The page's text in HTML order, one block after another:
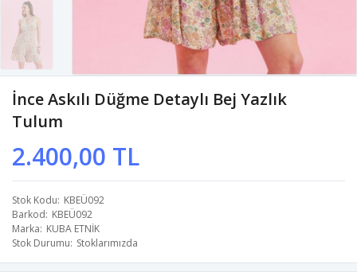
İnce Askılı Düğme Detaylı Bej Yazlık
Tulum
2.400,00 TL
Stok Kodu KBEÜ092
Barkod KBEÜ092
Marka KUBA ETNİK
Stok Durumu Stoklarımızda